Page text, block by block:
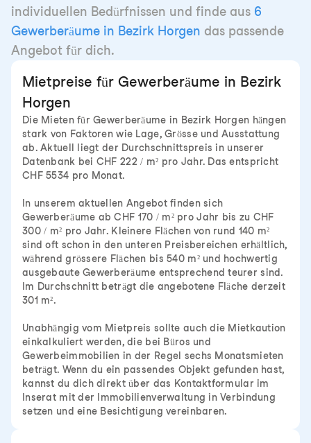
individuellen Bedürfnissen und finde aus 6
Gewerberäume in Bezirk Horgen das passende
Angebot für dich.
Mietpreise für Gewerberäume in Bezirk
Horgen
Die Mieten für Gewerberäume in Bezirk Horgen hängen
stark von Faktoren wie Lage, Grösse und Ausstattung
ab. Aktuell liegt der Durchschnittspreis in unserer
Datenbank bei CHF 222 / m² pro Jahr. Das entspricht
CHF 5534 pro Monat.
In unserem aktuellen Angebot finden sich
Gewerberäume ab CHF 170 / m² pro Jahr bis zu CHF
300 / m² pro Jahr. Kleinere Flächen von rund 140 m²
sind oft schon in den unteren Preisbereichen erhältlich,
während grössere Flächen bis 540 m² und hochwertig
ausgebaute Gewerberäume entsprechend teurer sind.
Im Durchschnitt beträgt die angebotene Fläche derzeit
301 m².
Unabhängig vom Mietpreis sollte auch die Mietkaution
einkalkuliert werden, die bei Büros und
Gewerbeimmobilien in der Regel sechs Monatsmieten
beträgt. Wenn du ein passendes Objekt gefunden hast,
kannst du dich direkt über das Kontaktformular im
Inserat mit der Immobilienverwaltung in Verbindung
setzen und eine Besichtigung vereinbaren.